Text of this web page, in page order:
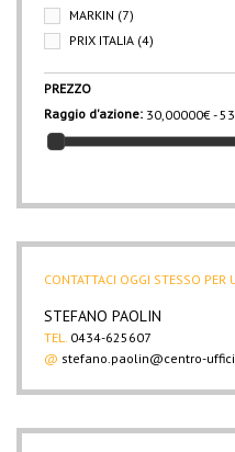
MARKIN (7)
PRIX ITALIA (4)
PREZZO
Raggio d'azione: 30,00000€ -
CONTATTACI OGGI STESSO PER
STEFANO PAOLIN
TEL. 0434-625607
@ stefano.paolin@centro-